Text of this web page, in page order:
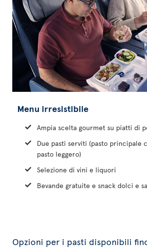
Menu irresistibile
Ampia scelta gourmet su piatti di
Due pasti serviti (pasto principale
pasto leggero)
Selezione di vini e liquori
Bevande gratuite e snack dolci e
Opzioni per i pasti disponibili